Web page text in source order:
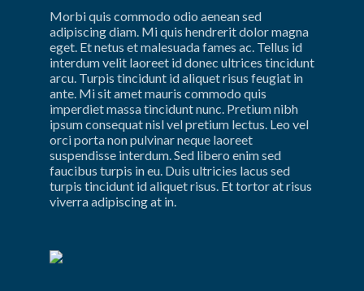
Morbi quis commodo odio aenean sed
adipiscing diam. Mi quis hendrerit dolor magna
eget. Et netus et malesuada fames ac. Tellus id
interdum velit laoreet id donec ultrices tincidunt
arcu. Turpis tincidunt id aliquet risus feugiat in
ante. Mi sit amet mauris commodo quis
imperdiet massa tincidunt nunc. Pretium nibh
ipsum consequat nisl vel pretium lectus. Leo vel
orci porta non pulvinar neque laoreet
suspendisse interdum. Sed libero enim sed
faucibus turpis in eu. Duis ultricies lacus sed
turpis tincidunt id aliquet risus. Et tortor at risus
viverra adipiscing at in.